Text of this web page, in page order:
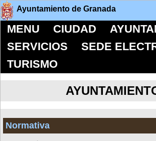
Ayuntamiento de Granada
MENU CIUDAD
SERVICIOS
SEDE
TURISMO
Normativa